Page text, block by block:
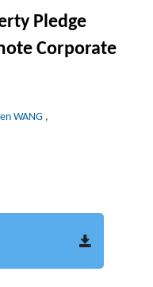
Pledge
Corporate
WANG ,